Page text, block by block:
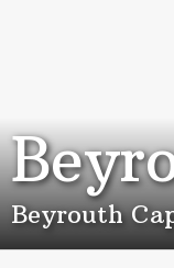
Beyrouth